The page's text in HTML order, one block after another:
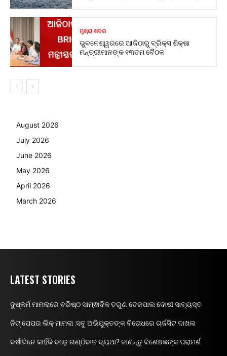
ମୁଖ୍ୟ ଖବର
ଭୁବନେଶ୍ୱରରେ ଆଜିଠାରୁ ବ୍ରିକ୍ସ ଶିକ୍ଷା
ମନ୍ତ୍ରୀମାନଙ୍କ ୧୩ତମ ବୈଠକ
August 2026
July 2026
June 2026
May 2026
April 2026
March 2026
LATEST STORIES
ଦୁଷ୍କର୍ମ ମାମଲାରେ ବରିଷ୍ଠ ସାମ୍ଵାଦିକ ତରୁଣ ତେଜପାଲ ଦୋଷୀ ସାବ୍ୟସ୍ତ
ନିଟ୍ ପେପର ଲିକ୍ ମାମଲା :ସବୁ ଅଭିଯୁକ୍ତଙ୍କ ବିରୋଧରେ ଚାର୍ଜସିଟ ଦାଖଲ
ବର୍ଷାଦିନେ କାହିଁକି ବଢ଼େ ଗଣ୍ଠିବାତ ବ୍ୟଥା? ଜାଣନ୍ତୁ ବିଶେଷଜ୍ଞଙ୍କ ପରାମର୍ଶ